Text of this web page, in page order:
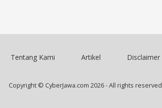
Tentang Kami Artikel Disclaimer
Copyright © CyberJawa.com 2026 - All rights reserved